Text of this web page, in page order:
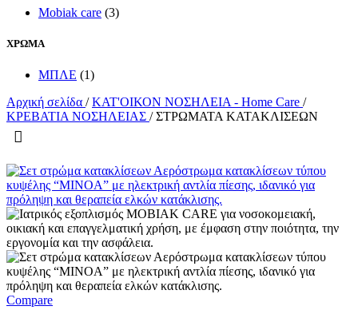
Mobiak care (3)
ΧΡΩΜΑ
ΜΠΛΕ (1)
Αρχική σελίδα / ΚΑΤ'ΟΙΚΟΝ ΝΟΣΗΛΕΙΑ - Home Care /
ΚΡΕΒΑΤΙΑ ΝΟΣΗΛΕΙΑΣ / ΣΤΡΩΜΑΤΑ ΚΑΤΑΚΛΙΣΕΩΝ
Compare